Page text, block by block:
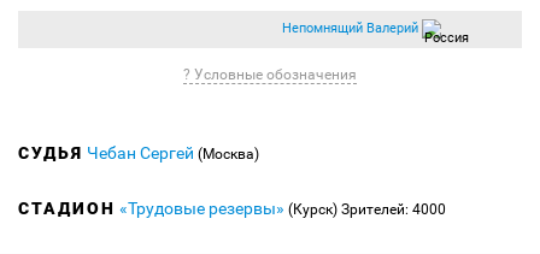
Непомнящий Валерий
? Условные обозначения
СУДЬЯ Чебан Сергей (Москва)
СТАДИОН «Трудовые резервы» (Курск) Зрителей: 4000